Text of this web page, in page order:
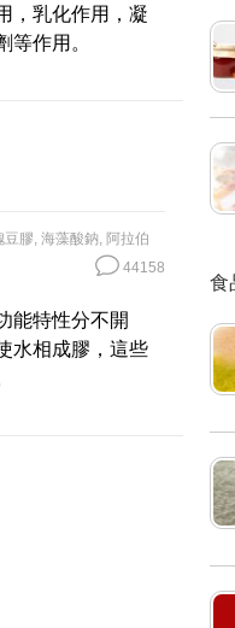
，乳化作用，凝
作用。
豆膠, 海藻酸鈉, 阿拉伯
44158
能特性分不開
水相成膠，這些
食